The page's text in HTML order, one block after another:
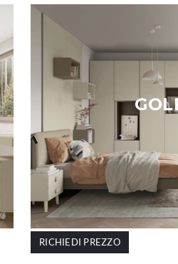
RICHIEDI PREZZO